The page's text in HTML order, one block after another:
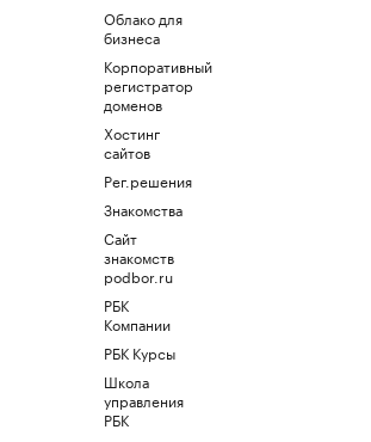
Облако для
бизнеса
Корпоративный
регистратор
доменов
Хостинг
сайтов
Рег.решения
Знакомства
Сайт
знакомств
podbor.ru
РБК
Компании
РБК Курсы
Школа
управления
РБК